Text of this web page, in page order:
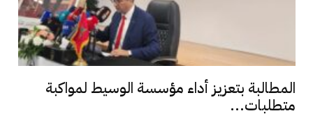
المطالبة بتعزيز أداء مؤسسة الوسيط لمواكبة
متطلبات...